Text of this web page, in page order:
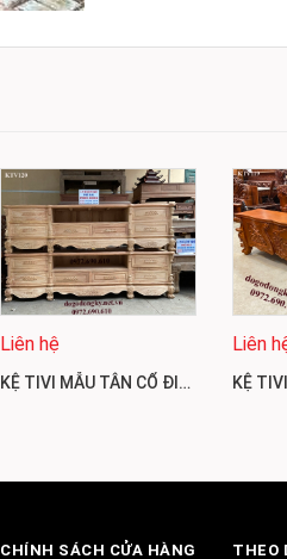
Liên hệ
KỆ TIVI MẪU TÂN CỔ ĐIỂN ĐẸP CHÍNH HÃNG KTV120
Liên
CHÍNH SÁCH CỬA HÀNG THEO